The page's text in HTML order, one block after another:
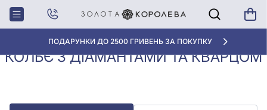
ПОДАРУНКИ ДО 2500 ГРИВЕНЬ ЗА ПОКУПКУ
Головна
Колье з
діамантами
Кольє з діамантами та
кварцом
КОЛЬЄ З ДІАМАНТАМИ ТА КВАРЦОМ